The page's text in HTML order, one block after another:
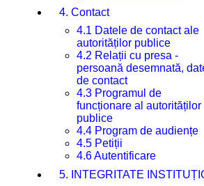
4. Contact
4.1 Datele de contact ale
autorităților publice
4.2 Relații cu presa -
persoană desemnată,
de contact
4.3 Programul de
funcționare al autorităților
publice
4.4 Program de audiențe
4.5 Petiții
4.6 Autentificare
5. INTEGRITATE